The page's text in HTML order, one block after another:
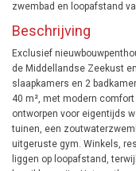
zwembad en loopafstand
Beschrijving
Exclusief
de Middellandse Zeekust
slaapkamers en 2
40 m², met modern
ontworpen voor eigentijds
tuinen, een
uitgeruste gym. Winkels,
liggen op loopafstand,